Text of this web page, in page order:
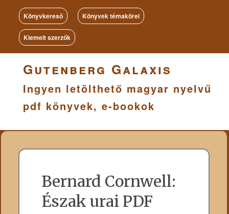
Könyvkereső Könyvek témakörei
Kiemelt szerzők
Gutenberg Galaxis
Ingyen letölthető magyar nyelvű
pdf könyvek, e-bookok
Bernard Cornwell:
Észak urai PDF